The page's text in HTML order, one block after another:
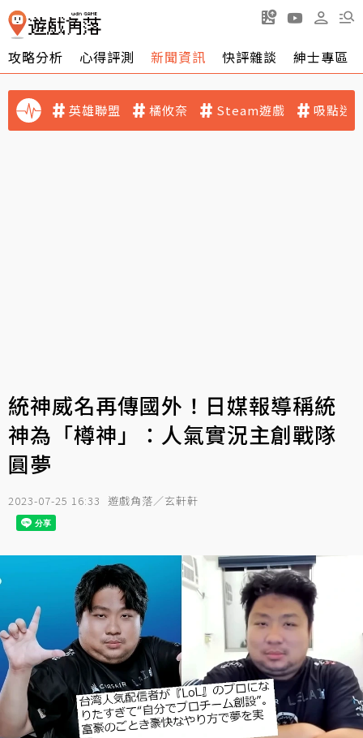
攻略分析 心得評測 新聞資訊 快評雜談 紳士專區
英雄聯盟 橘攸奈 Steam遊戲 吸點迷
統神威名再傳國外！日媒報導稱統
神為「樽神」：人氣實況主創戰隊
圓夢
2023-07-25 16:33 遊戲角落／玄軒軒